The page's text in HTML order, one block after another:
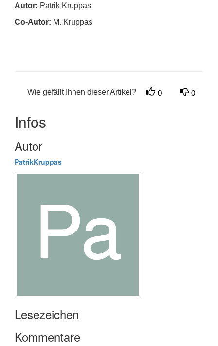
Autor: Patrik Kruppas
Co-Autor: M. Kruppas
Wie gefällt Ihnen dieser Artikel? 0 0
Infos
Autor
PatrikKruppas
Lesezeichen
Kommentare